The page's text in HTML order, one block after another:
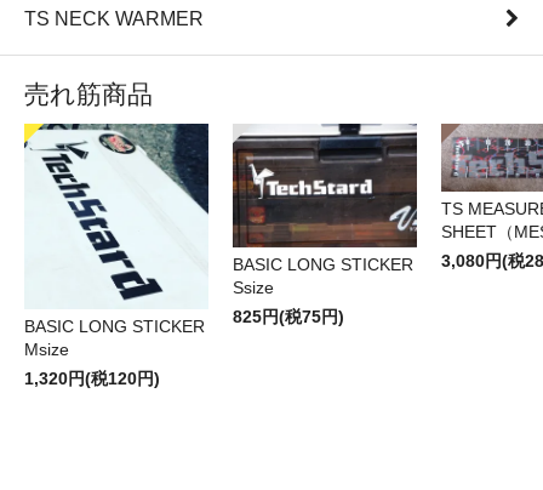
TS NECK WARMER
売れ筋商品
BASIC LONG STICKER
Msize
1,320円(税120円)
BASIC LONG STICKER
Ssize
825円(税75円)
TS
SHEET（
3,080円(税